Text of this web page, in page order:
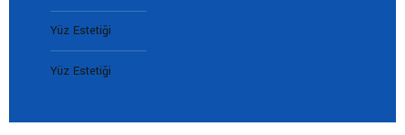
Yüz Estetiği
Yüz Estetiği